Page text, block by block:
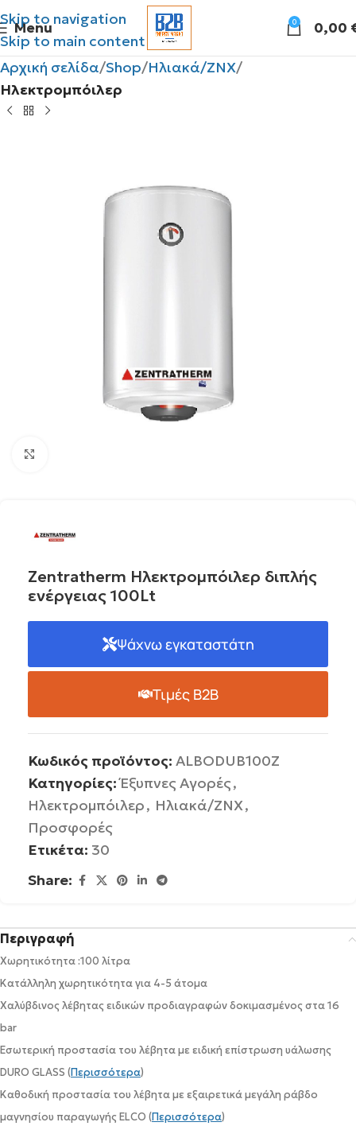
Skip to navigation
Skip to main content
Menu 0 0,00
Αρχική σελίδα Shop Ηλιακά/ΖΝΧ
Ηλεκτρομπόιλερ
Zentratherm Ηλεκτρομπόιλερ διπλής
ενέργειας 100Lt
Ψάχνω εγκαταστάτη
Τιμές B2B
Κωδικός προϊόντος: ALBODUB100Z
Κατηγορίες: Έξυπνες Αγορές,
Ηλεκτρομπόιλερ, Ηλιακά/ΖΝΧ,
Προσφορές
Ετικέτα: 30
Share:
Περιγραφή
Χωρητικότητα :100 λίτρα
Κατάλληλη χωρητικότητα για 4-5 άτομα
Χαλύβδινος λέβητας ειδικών προδιαγραφών δοκιμασμένος στα 16
bar
Εσωτερική προστασία του λέβητα με ειδική επίστρωση υάλωσης
DURO GLASS (Περισσότερα)
Καθοδική προστασία του λέβητα με εξαιρετικά μεγάλη ράβδο
μαγνησίου παραγωγής ELCO (Περισσότερα)